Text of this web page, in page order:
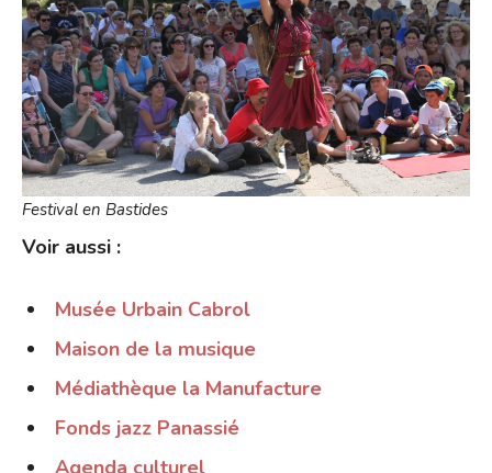
Festival en Bastides
Voir aussi :
Musée Urbain Cabrol
Maison de la musique
Médiathèque la Manufacture
Fonds jazz Panassié